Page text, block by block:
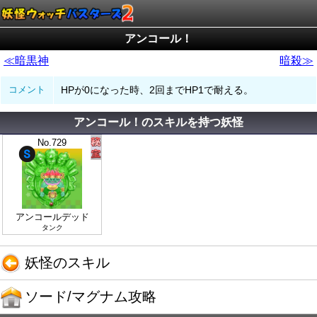
アンコール！
≪暗黒神
暗殺≫
コメント HPが0になった時、2回までHP1で耐える。
アンコール！のスキルを持つ妖怪
No.729
アンコールデッド
タンク
妖怪のスキル
ソード/マグナム攻略